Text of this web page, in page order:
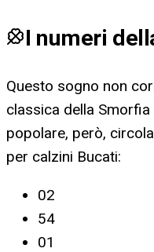
I numeri
Questo sogno non
classica della
popolare, però,
per calzini Bucati:
02
54
01